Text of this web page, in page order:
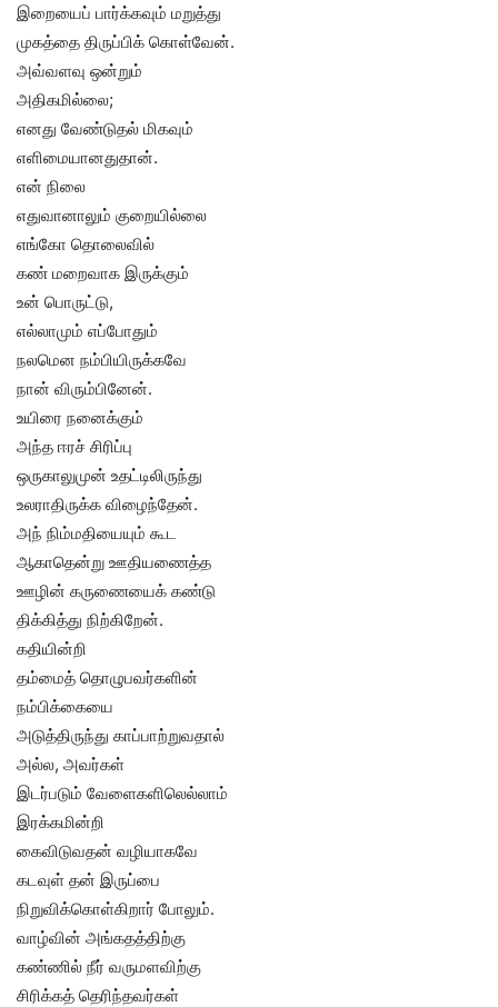
இறையைப் பார்க்கவும் மறுத்து
முகத்தை திருப்பிக் கொள்வேன்.
அவ்வளவு ஒன்றும்
அதிகமில்லை;
எனது வேண்டுதல் மிகவும்
எளிமையானதுதான்.
என் நிலை
எதுவானாலும் குறையில்லை
எங்கோ தொலைவில்
கண் மறைவாக இருக்கும்
உன் பொருட்டு,
எல்லாமும் எப்போதும்
நலமென நம்பியிருக்கவே
நான் விரும்பினேன்.
உயிரை நனைக்கும்
அந்த ஈரச் சிரிப்பு
ஒருகாலுமுன் உதட்டிலிருந்து
உலராதிருக்க விழைந்தேன்.
அந் நிம்மதியையும் கூட
ஆகாதென்று ஊதியணைத்த
ஊழின் கருணையைக் கண்டு
திக்கித்து நிற்கிறேன்.
கதியின்றி
தம்மைத் தொழுபவர்களின்
நம்பிக்கையை
அடுத்திருந்து காப்பாற்றுவதால்
அல்ல, அவர்கள்
இடர்படும் வேளைகளிலெல்லாம்
இரக்கமின்றி
கைவிடுவதன் வழியாகவே
கடவுள் தன் இருப்பை
நிறுவிக்கொள்கிறார் போலும்.
வாழ்வின் அங்கதத்திற்கு
கண்ணில் நீர் வருமளவிற்கு
சிரிக்கத் தெரிந்தவர்கள்